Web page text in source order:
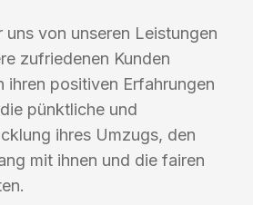
uns von unseren Leistungen
zufriedenen Kunden
ihren positiven Erfahrungen
pünktliche und
ihres Umzugs, den
mit ihnen und die fairen